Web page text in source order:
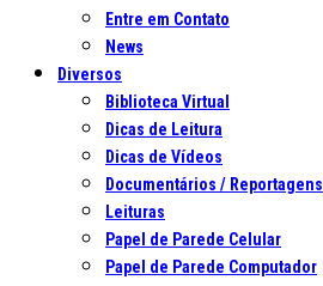
Entre em Contato
News
Diversos
Biblioteca Virtual
Dicas de Leitura
Dicas de Vídeos
Documentários / Reportagens
Leituras
Papel de Parede Celular
Papel de Parede Computador